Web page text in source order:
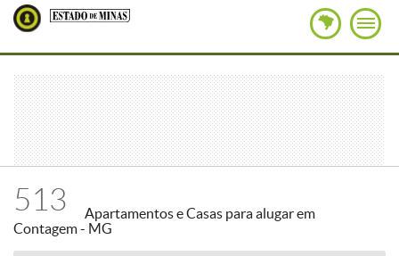
513
Apartamentos e Casas para alugar em
Contagem - MG